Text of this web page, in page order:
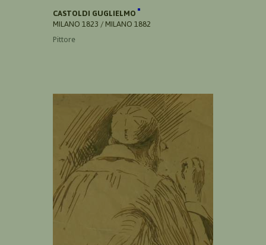
CASTOLDI GUGLIELMO
MILANO 1823 / MILANO 1882
Pittore